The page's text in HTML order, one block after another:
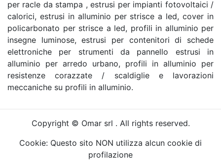
per racle da stampa , estrusi per impianti fotovoltaici /
calorici, estrusi in alluminio per strisce a led, cover in
policarbonato per strisce a led, profili in alluminio per
insegne luminose, estrusi per contenitori di schede
elettroniche per strumenti da pannello estrusi in
alluminio per arredo urbano, profili in alluminio per
resistenze corazzate / scaldiglie e lavorazioni
meccaniche su profili in alluminio.
Copyright © Omar srl . All rights reserved.
Cookie: Questo sito NON utilizza alcun cookie di
profilazione